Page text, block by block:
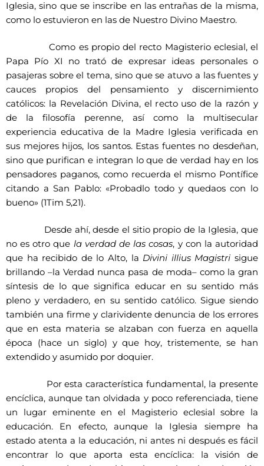
Iglesia, sino que se inscribe en las entrañas de la misma,
como lo estuvieron en las de Nuestro Divino Maestro.
Como es propio del recto Magisterio eclesial, el
Papa Pío XI no trató de expresar ideas personales o
pasajeras sobre el tema, sino que se atuvo a las fuentes y
cauces propios del pensamiento y discernimiento
católicos: la Revelación Divina, el recto uso de la razón y
de la filosofía perenne, así como la multisecular
experiencia educativa de la Madre Iglesia verificada en
sus mejores hijos, los santos. Estas fuentes no desdeñan,
sino que purifican e integran lo que de verdad hay en los
pensadores paganos, como recuerda el mismo Pontífice
citando a San Pablo: «Probadlo todo y quedaos con lo
bueno» (1Tim 5,21).
Desde ahí, desde el sitio propio de la Iglesia, que
no es otro que la verdad de las cosas, y con la autoridad
que ha recibido de lo Alto, la Divini illius Magistrisigue
brillando –la Verdad nunca pasa de moda– como la gran
síntesis de lo que significa educar en su sentido más
pleno y verdadero, en su sentido católico. Sigue siendo
también una firme y clarividente denuncia de los errores
que en esta materia se alzaban con fuerza en aquella
época (hace un siglo) y que hoy, tristemente, se han
extendido y asumido por doquier.
Por esta característica fundamental, la presente
encíclica, aunque tan olvidada y poco referenciada, tiene
un lugar eminente en el Magisterio eclesial sobre la
educación. En efecto, aunque la Iglesia siempre ha
estado atenta a la educación, ni antes ni después es fácil
encontrar lo que aporta esta encíclica: la visión de